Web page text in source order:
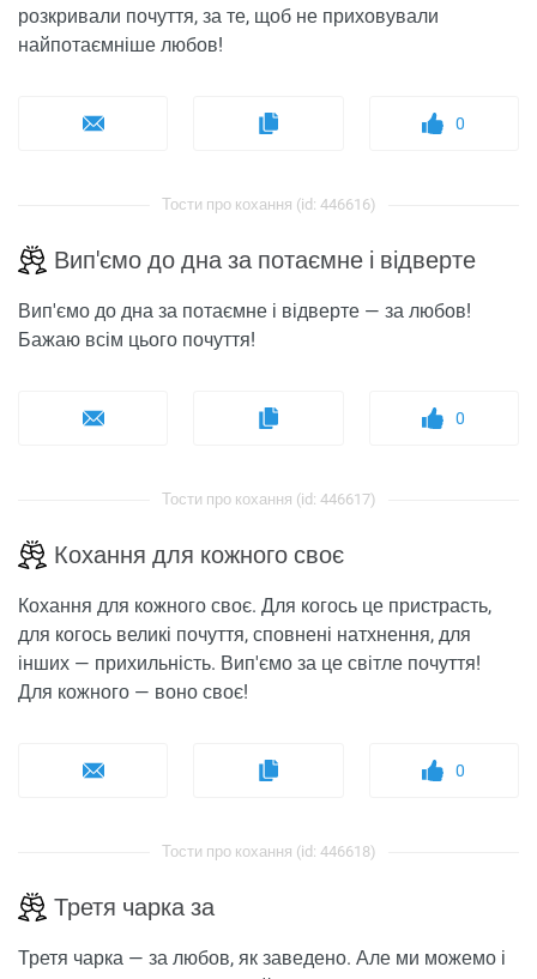
розкривали почуття, за те, щоб не приховували
найпотаємніше любов!
0
Тости про кохання (id: 446616)
Вип'ємо до дна за потаємне і відверте
Вип'ємо до дна за потаємне і відверте — за любов!
Бажаю всім цього почуття!
0
Тости про кохання (id: 446617)
Кохання для кожного своє
Кохання для кожного своє. Для когось це пристрасть,
для когось великі почуття, сповнені натхнення, для
інших — прихильність. Вип'ємо за це світле почуття!
Для кожного — воно своє!
0
Тости про кохання (id: 446618)
Третя чарка за
Третя чарка — за любов, як заведено. Але ми можемо і